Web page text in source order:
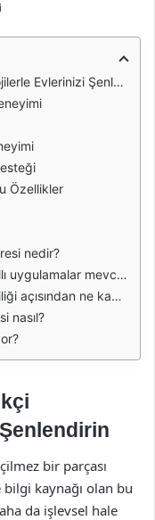
Evlerinizi Şenlendirin
Özellikler
nedir?
mevcut?
ne kadar tasarruf sağlar?
nasıl?
bir parçası
kaynağı olan bu
da işlevsel hale